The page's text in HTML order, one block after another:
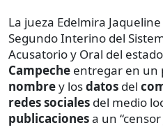
La jueza Edelmira
Segundo Interino del
Acusatorio y Oral del
Campeche entregar en un
nombrey losdatos del
redes sociales del medio
publicacionesa un “censor